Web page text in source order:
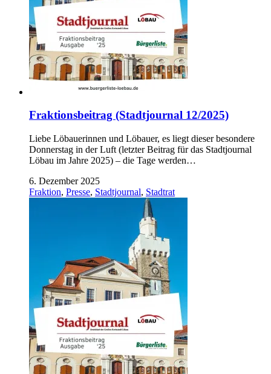
Fraktionsbeitrag (Stadtjournal 12/2025)
Liebe Löbauerinnen und Löbauer, es liegt dieser besondere
Donnerstag in der Luft (letzter Beitrag für das Stadtjournal
Löbau im Jahre 2025) – die Tage werden…
6. Dezember 2025
Fraktion, Presse, Stadtjournal, Stadtrat